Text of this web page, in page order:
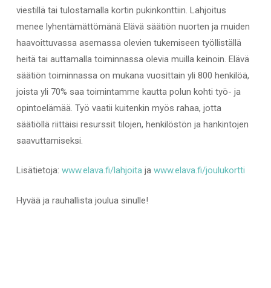
viestillä tai tulostamalla kortin pukinkonttiin. Lahjoitus
menee lyhentämättömänä Elävä säätiön nuorten ja muiden
haavoittuvassa asemassa olevien tukemiseen työlliställä
heitä tai auttamalla toiminnassa olevia muilla keinoin. Elävä
säätiön toiminnassa on mukana vuosittain yli 800 henkilöä,
joista yli 70% saa toimintamme kautta polun kohti työ- ja
opintoelämää. Työ vaatii kuitenkin myös rahaa, jotta
säätiöllä riittäisi resurssit tilojen, henkilöstön ja hankintojen
saavuttamiseksi.
Lisätietoja: www.elava.fi/lahjoitaja www.elava.fi/joulukortti
Hyvää ja rauhallista joulua sinulle!